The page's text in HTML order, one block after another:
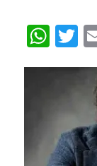
W
at
s
A
p
T